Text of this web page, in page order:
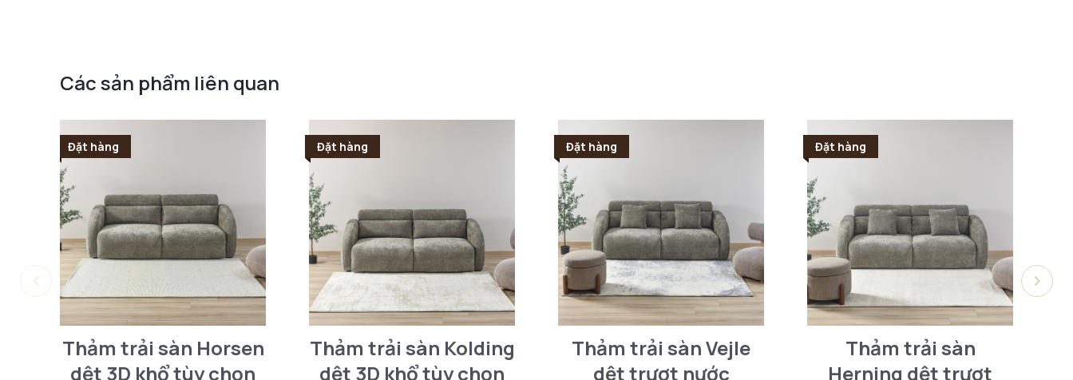
Các sản phẩm liên quan
Đặt hàng
Thảm trải sàn Horsen
dệt 3D khổ tùy chọn
Đặt hàng
Thảm trải sàn Kolding
dệt 3D khổ tùy chọn
Đặt hàng
Thảm trải sàn Vejle
dệt trượt nước
Đặt hàng
Thảm trải sàn
Herning dệt trượt